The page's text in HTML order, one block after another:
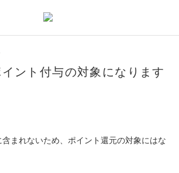
ント付与の対象になります
まれないため、ポイント還元の対象にはな